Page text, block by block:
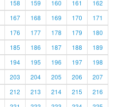
158 159 160 161
162
167 168 169 170
171
176 177 178 179
180
185 186 187 188
189
194 195 196 197
198
203 204 205 206
207
212 213 214 215
216